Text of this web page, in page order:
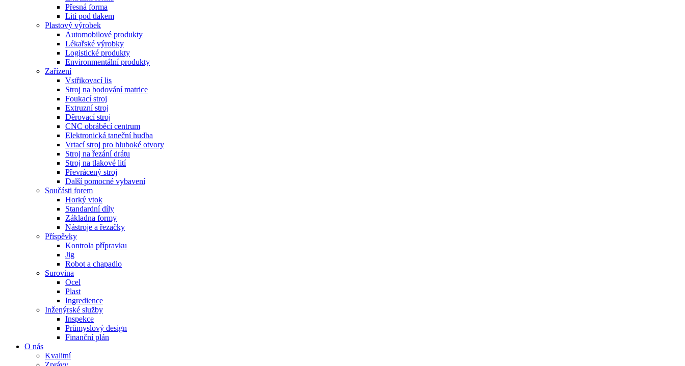
Přesná forma
Lití pod tlakem
Plastový výrobek
Automobilové produkty
Lékařské výrobky
Logistické produkty
Environmentální produkty
Zařízení
Vstřikovací lis
Stroj na bodování matrice
Foukací stroj
Extruzní stroj
Děrovací stroj
CNC obráběcí centrum
Elektronická taneční hudba
Vrtací stroj pro hluboké otvory
Stroj na řezání drátu
Stroj na tlakové lití
Převrácený stroj
Další pomocné vybavení
Součásti forem
Horký vtok
Standardní díly
Základna formy
Nástroje a řezačky
Příspěvky
Kontrola přípravku
Jig
Robot a chapadlo
Surovina
Ocel
Plast
Ingredience
Inženýrské služby
Inspekce
Průmyslový design
Finanční plán
O nás
Kvalitní